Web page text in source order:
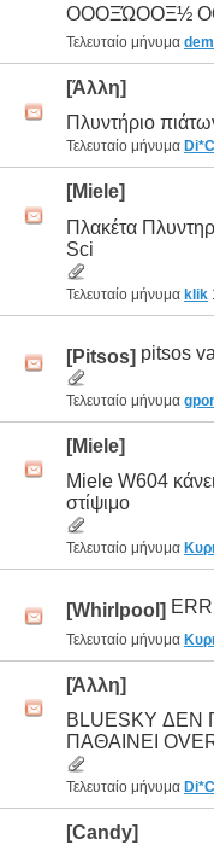
ΟΟΟΞΏΟΟΞ½
Τελευταίο μήνυμα
[Άλλη]
Πλυντήριο
Τελευταίο μήνυμα
[Miele]
Πλακέτα
Sci
Τελευταίο μήνυμα klik
[Pitsos] pitsos
Τελευταίο μήνυμα
[Miele]
Miele W604
στίψιμο
Τελευταίο μήνυμα
[Whirlpool]
Τελευταίο μήνυμα
[Άλλη]
BLUESKY
ΠΑΘΑΙΝΕΙ
Τελευταίο μήνυμα
[Candy]